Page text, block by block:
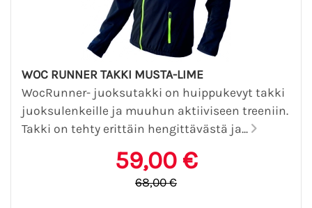
WOC RUNNER TAKKI MUSTA-LIME
WocRunner- juoksutakki on huippukevyt takki
juoksulenkeille ja muuhun aktiiviseen treeniin.
Takki on tehty erittäin hengittävästä ja...
59,00 €
68,00 €